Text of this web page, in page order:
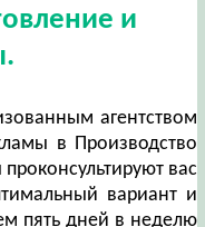
и
агентством
в Производство
вас
вариант и
пять дней в неделю